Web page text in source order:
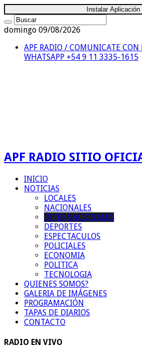
Instalar Aplicación
domingo 09/08/2026
APF RADIO / COMUNICATE CON
WHATSAPP +54 9 11 3335-1615
APF RADIO SITIO
INICIO
NOTICIAS
LOCALES
NACIONALES
INTERNACIONALES
DEPORTES
ESPECTACULOS
POLICIALES
ECONOMIA
POLITICA
TECNOLOGIA
QUIENES SOMOS?
GALERIA DE IMÁGENES
PROGRAMACIÓN
TAPAS DE DIARIOS
CONTACTO
RADIO EN VIVO